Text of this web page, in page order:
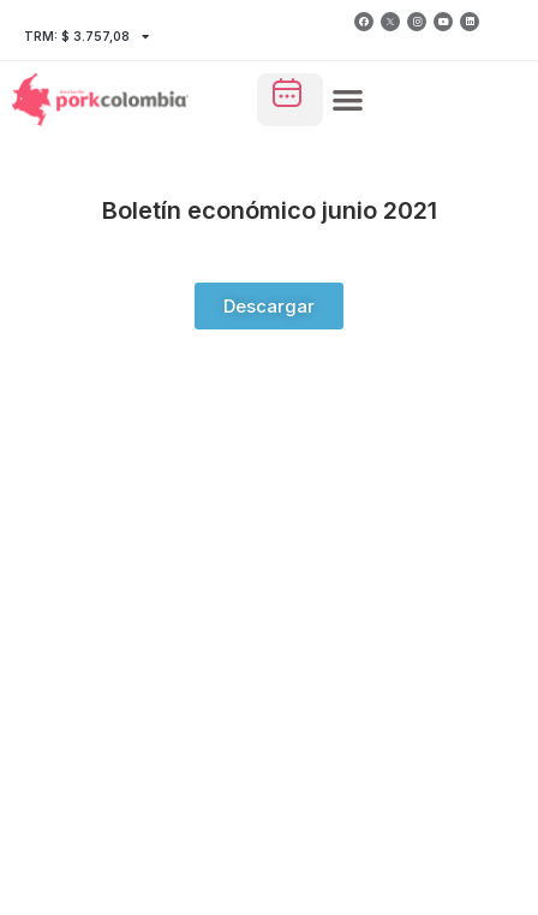
TRM: $ 3.757,08
Boletín económico junio 2021
Descargar